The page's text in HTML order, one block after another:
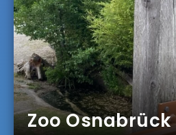
Zoo Osnabrück